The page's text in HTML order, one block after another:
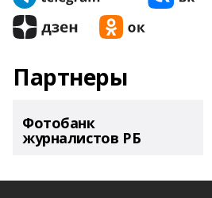
Партнеры
Фотобанк
журналистов РБ